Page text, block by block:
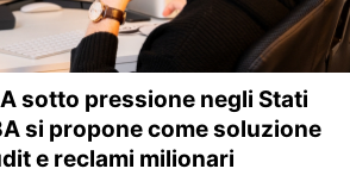
sotto pressione negli Stati
si propone come soluzione
e reclami milionari